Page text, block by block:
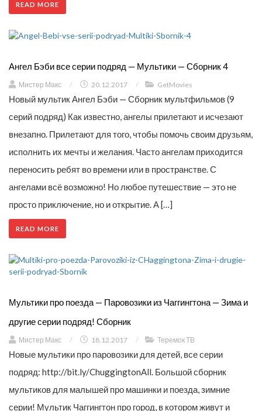
READ MORE
Ангел Бэби все серии подряд — Мультики — Сборник 4
Мистер Макс / 20.12.2017 / GetMovies
Новый мультик Ангел Бэби — Сборник мультфильмов (9
серий подряд) Как известно, ангелы прилетают и исчезают
внезапно. Прилетают для того, чтобы помочь своим друзьям,
исполнить их мечты и желания. Часто ангелам приходится
переносить ребят во времени или в пространстве. С
ангелами всё возможно! Но любое путешествие — это не
просто приключение, но и открытие. А […]
READ MORE
Мультики про поезда — Паровозики из Чаггингтона — Зима и
другие серии подряд! Сборник
Мистер Макс / 18.12.2017 / Теремок ТВ
Новые мультики про паровозики для детей, все серии
подряд: http://bit.ly/ChuggingtonAll. Большой сборник
мультиков для малышей про машинки и поезда, зимние
серии! Мультик Чаггингтон про город, в котором живут и